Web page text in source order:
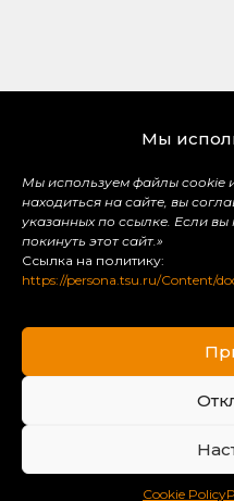
Мы
Мы используем файлы cookie
находиться на сайте, вы
указанных по ссылке. Если вы
покинуть этот сайт.»
Ссылка на политику:
https://persona.tsu.ru/Content/
Cookie Policy
Физический
dean@phys.tsu.ru
+7 (3822) 529-651
офис 125, деканат ФФ